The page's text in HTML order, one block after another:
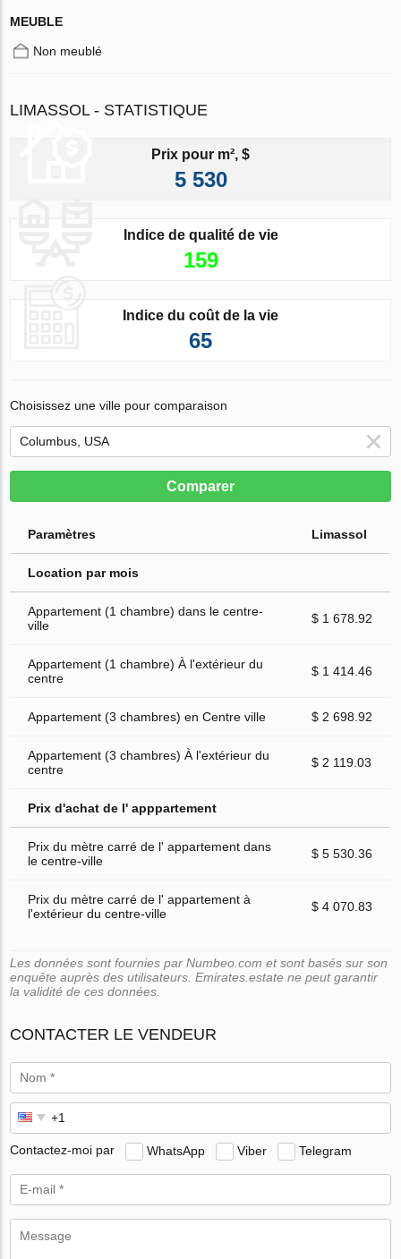
MEUBLE
Non meublé
LIMASSOL - STATISTIQUE
Prix pour m², $
5 530
Indice de qualité de vie
159
Indice du coût de la vie
65
Choisissez une ville pour comparaison
Comparer
Paramètres Limassol
Location par mois
Appartement (1 chambre) dans le centre-
ville
$ 1 678.92
Appartement (1 chambre) À l'extérieur du
centre
$ 1 414.46
Appartement (3 chambres) en Centre ville $ 2 698.92
Appartement (3 chambres) À l'extérieur du
centre
$ 2 119.03
Prix d'achat de l' apppartement
Prix du mètre carré de l' appartement dans
le centre-ville
$ 5 530.36
Prix du mètre carré de l' appartement à
l'extérieur du centre-ville
$ 4 070.83
Les données sont fournies par Numbeo.com et sont basés sur son
enquête auprès des utilisateurs. Emirates.estate ne peut garantir
la validité de ces données.
CONTACTER LE VENDEUR
Contactez-moi par WhatsApp Viber Telegram